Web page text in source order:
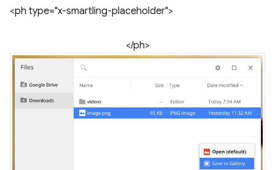
<ph type="x-smartling-placeholder">
</ph>